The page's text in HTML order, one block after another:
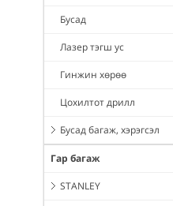
Бусад
Лазер тэгш ус
Гинжин хөрөө
Цохилтот дрилл
Бусад багаж, хэрэгсэл
Гар багаж
STANLEY